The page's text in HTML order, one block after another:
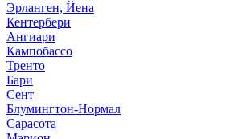
Эрланген, Йена
Кентербери
Ангиари
Кампобассо
Тренто
Бари
Сент
Блумингтон-Нормал
Сарасота